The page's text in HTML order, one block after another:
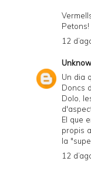
Petons!
12
Un dia
Doncs
Dolo,
El que
propis
la
12